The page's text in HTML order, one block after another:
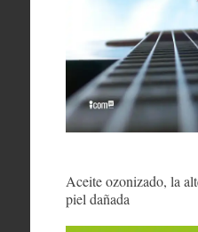
Aceite ozonizado, la
piel dañada